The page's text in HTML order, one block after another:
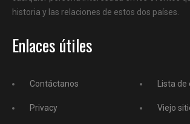
historia y las relaciones de estos dos países.
Enlaces útiles
Contáctanos
Privacy
Lista
Viejo